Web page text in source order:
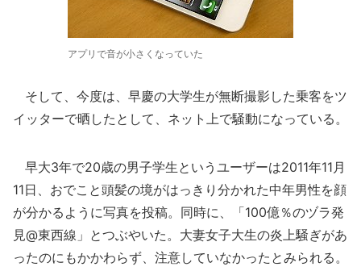
アプリで音が小さくなっていた
そして、今度は、早慶の大学生が無断撮影した乗客をツ
イッターで晒したとして、ネット上で騒動になっている。
早大3年で20歳の男子学生というユーザーは2011年11月
11日、おでこと頭髪の境がはっきり分かれた中年男性を顔
が分かるように写真を投稿。同時に、「100億％のヅラ発
見@東西線」とつぶやいた。大妻女子大生の炎上騒ぎがあ
ったのにもかかわらず、注意していなかったとみられる。